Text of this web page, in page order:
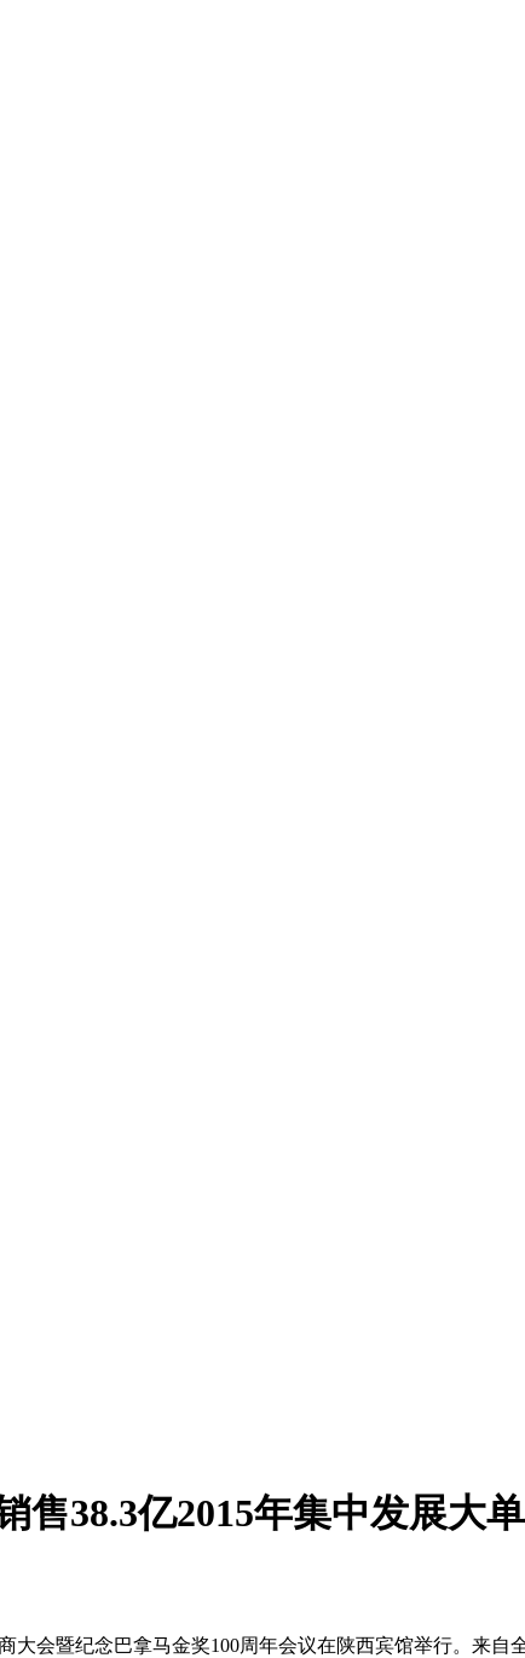
售38.3亿2015年集中发展大
大会暨纪念巴拿马金奖100周年会议在陕西宾馆举行。来